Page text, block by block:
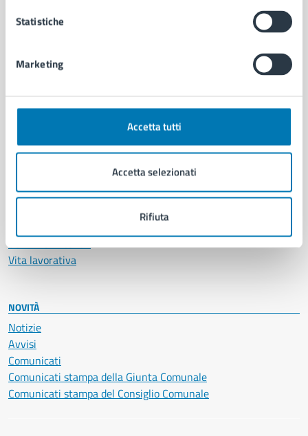
Statistiche
Marketing
Accetta tutti
Accetta selezionati
Rifiuta
Intranet, posta aziendale e protocollo
CATEGORIE DI SERVIZIO
Anagrafe e stato civile
Cultura e tempo libero
Educazione e formazione
Giustizia e sicurezza pubblica
Servizi Cimiteriali
Vita lavorativa
NOVITÀ
Notizie
Avvisi
Comunicati
Comunicati stampa della Giunta Comunale
Comunicati stampa del Consiglio Comunale